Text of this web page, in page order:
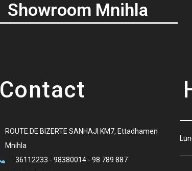
Showroom Mnihla
Contact
ROUTE DE BIZERTE SANHAJI KM7, Ettadhamen
Mnihla
36112233 - 98380014 - 98 789 887